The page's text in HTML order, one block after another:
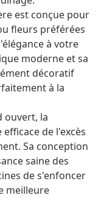
est conçue pour
fleurs préférées
à votre
moderne et sa
décoratif
à la
ouvert, la
de l'excès
Sa conception
saine des
de s'enfoncer
meilleure